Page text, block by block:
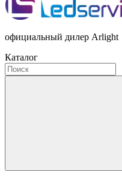
официальный дилер Arlight
Каталог